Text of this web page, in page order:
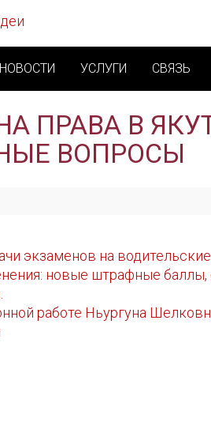
НОВОСТИ УСЛУГИ СВЯЗЬ
ПРАВА В
ВОПРОСЫ
экзаменов на
новые штрафные баллы,
работе Ньургуна